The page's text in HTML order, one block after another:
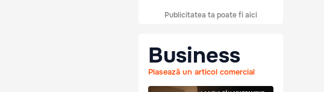
Publicitatea ta poate fi aici
Business
Plasează un articol comercial